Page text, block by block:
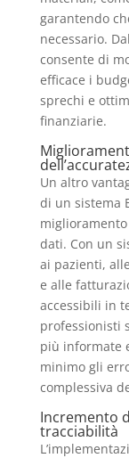
garantendo
necessario.
consente di
efficace i
sprechi e
finanziarie.
Un altro
di un sistema
dati. Con un
ai pazienti,
e alle
accessibili in
professionisti
più informate
minimo gli
complessiva
Incremento
tracciabilità